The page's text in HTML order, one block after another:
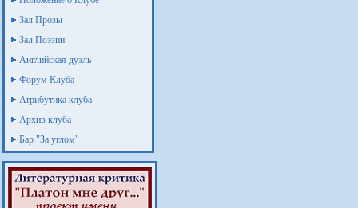
Зал Прозы
Зал Поэзии
Английская дуэль
Форум Клуба
Атрибутика клуба
Архив клуба
Бар "За углом"